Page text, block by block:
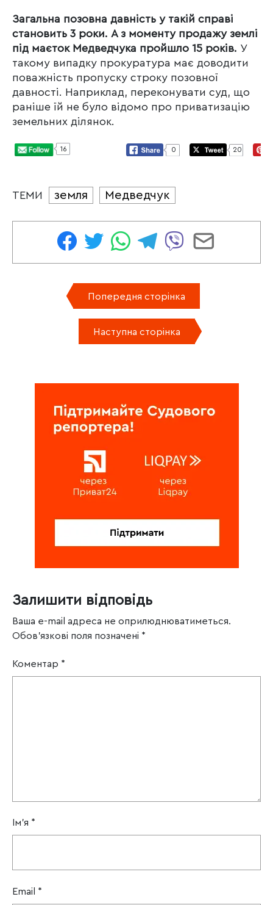
Загальна позовна давність у такій справі
становить 3 роки. А з моменту продажу землі
під маєток Медведчука пройшло 15 років. У
такому випадку прокуратура має доводити
поважність пропуску строку позовної
давності. Наприклад, переконувати суд, що
раніше їй не було відомо про приватизацію
земельних ділянок.
16 0 20
ТЕМИ земля Медведчук
Попередня сторінка
Наступна сторінка
Залишити відповідь
Ваша e-mail адреса не оприлюднюватиметься.
Обов’язкові поля позначені *
Коментар *
Ім'я *
Email *